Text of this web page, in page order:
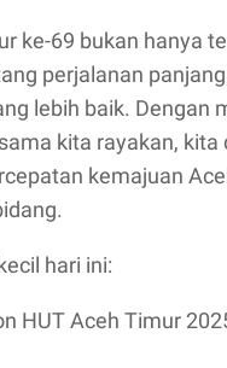
ke-69 bukan hanya
perjalanan
lebih baik. Dengan
kita rayakan, kita
kemajuan
hari ini:
HUT Aceh Timur